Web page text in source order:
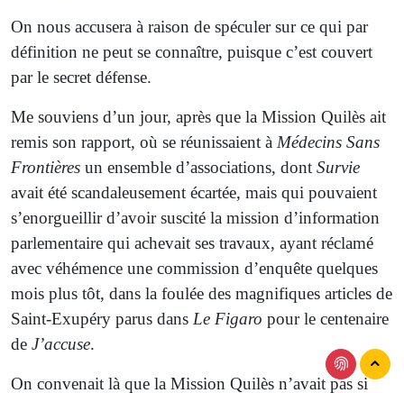
On nous accusera à raison de spéculer sur ce qui par
définition ne peut se connaître, puisque c’est couvert
par le secret défense.
Me souviens d’un jour, après que la Mission Quilès ait
remis son rapport, où se réunissaient à Médecins Sans
Frontières un ensemble d’associations, dont Survie
avait été scandaleusement écartée, mais qui pouvaient
s’enorgueillir d’avoir suscité la mission d’information
parlementaire qui achevait ses travaux, ayant réclamé
avec véhémence une commission d’enquête quelques
mois plus tôt, dans la foulée des magnifiques articles de
Saint-Exupéry parus dans Le Figaro pour le centenaire
de J’accuse.
On convenait là que la Mission Quilès n’avait pas si